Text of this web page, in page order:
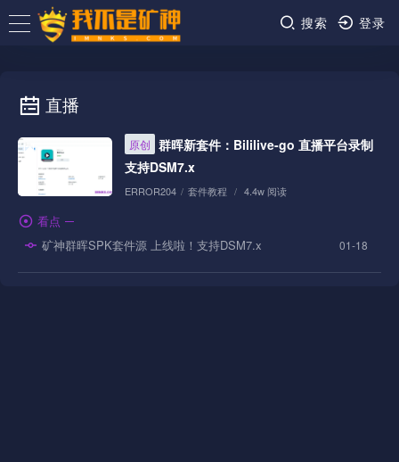
搜索 登录
直播
原创 群晖新套件：Bililive-go 直播平台录制
支持DSM7.x
ERROR204 / 套件教程 / 4.4w 阅读
看点
矿神群晖SPK套件源 上线啦！支持DSM7.x
01-18